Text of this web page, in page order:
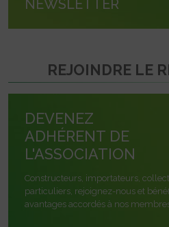
NEWSLETTER
REJOINDRE LE
DEVENEZ
ADHÉRENT DE
L'ASSOCIATION
Constructeurs, importateurs,
particuliers, rejoignez-nous et
avantages accordés à nos